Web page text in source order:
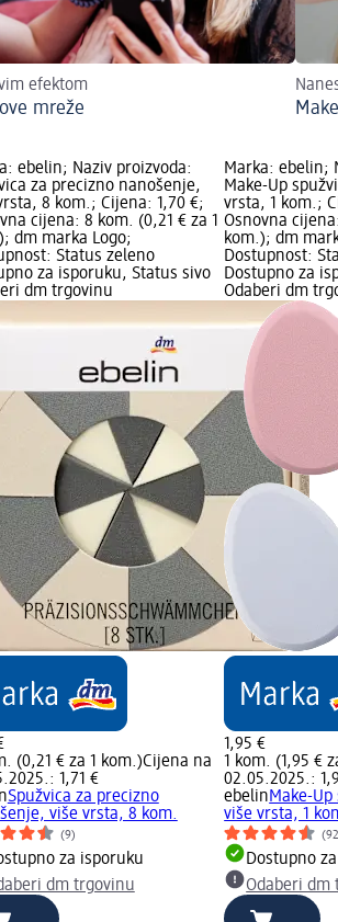
efektom
mreže
ebelin; Naziv proizvoda:
za precizno nanošenje,
8 kom.; Cijena: 1,70 €;
cijena: 8 kom. (0,21 € za 1
dm marka Logo;
Status zeleno
za isporuku, Status sivo
dm trgovinu
(0,21 € za 1 kom.)Cijena na
1,71 €
Spužvica za precizno
više vrsta, 8 kom.
(9)
za isporuku
dm trgovinu
Marka: ebelin;
Make-Up
vrsta, 1 kom.;
Osnovna
kom.); dm
Dostupnost:
Dostupno za
Odaberi dm
1,95 €
1 kom. (1,95 €
02.05.2025.:
ebelinMake-
više vrsta, 1
Dostupno
Odaberi dm